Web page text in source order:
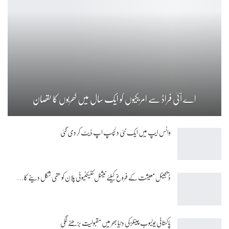
اے آئی فراڈ سے امریکیوں کو ایک سال میں کھربوں کا نقصان
واٹس ایپ میں ایک نئی دلچسپ اپ ڈیٹ کر دی گئی
ڈیجیٹل معیشت کے فروغ کیلئے نیشنل کنیکٹیوٹی پلان کو حتمی شکل دینے کا…
پاکستانی یوٹیوب چینلز کی دنیا بھر میں مقبولیت بڑھنے لگی